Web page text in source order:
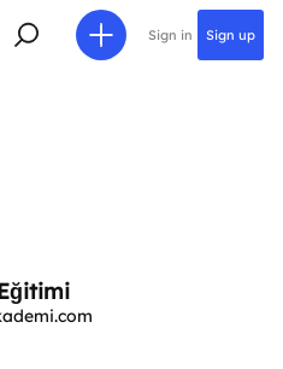
Sign in Sign up